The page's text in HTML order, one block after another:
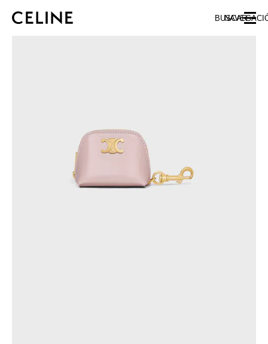
SKIP TO FOOTER CONTENT
IR A LA NAVEGACIÓN PRINCIPAL
BUSCAR
ASIA (PAÍS/REGIÓN)